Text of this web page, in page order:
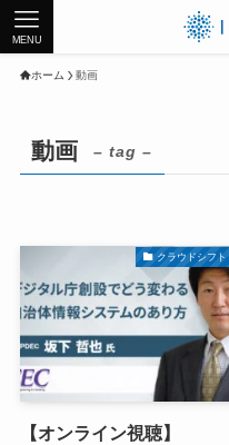
MENU
ホーム 動画
動画 – tag –
クラウドシフト
【オンライン視聴】